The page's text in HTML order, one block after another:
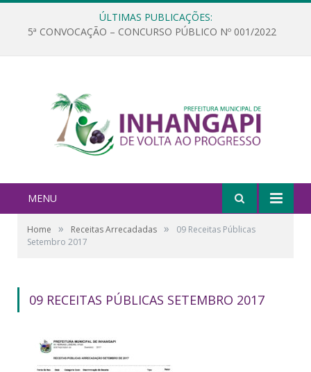
ÚLTIMAS PUBLICAÇÕES:
5ª CONVOCAÇÃO – CONCURSO PÚBLICO Nº 001/2022
MENU
Home » Receitas Arrecadadas »
09 Receitas Públicas
Setembro 2017
09 RECEITAS PÚBLICAS SETEMBRO 2017